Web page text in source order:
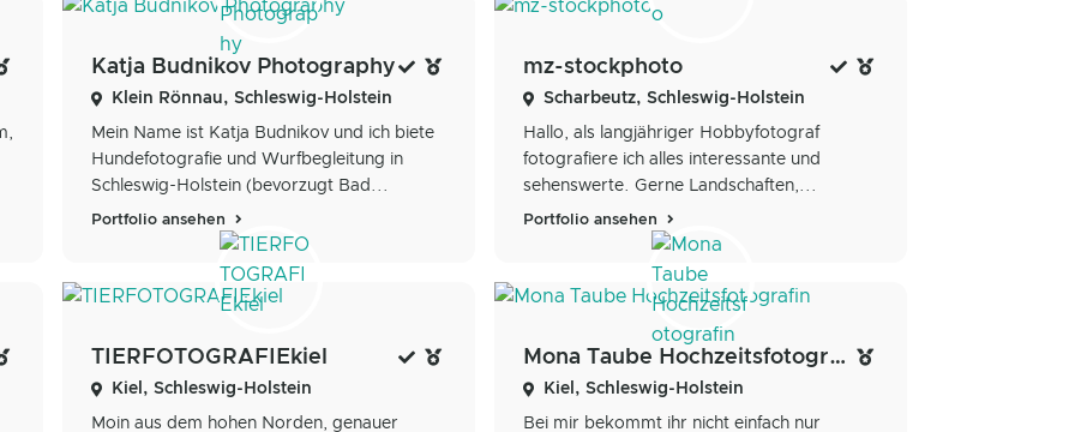
Katja Budnikov Photography
Klein Rönnau, Schleswig-Holstein
Mein Name ist Katja Budnikov und ich biete
Hundefotografie und Wurfbegleitung in
Schleswig-Holstein (bevorzugt Bad...
Portfolio ansehen
mz-stockphoto
Scharbeutz, Schleswig-Holstein
Hallo, als langjähriger Hobbyfotograf
fotografiere ich alles interessante und
sehenswerte. Gerne Landschaften,...
Portfolio ansehen
TIERFOTOGRAFIEkiel
Kiel, Schleswig-Holstein
Moin aus dem hohen Norden, genauer
Mona Taube Hochzeitsfotografin
Kiel, Schleswig-Holstein
Bei mir bekommt ihr nicht einfach nur